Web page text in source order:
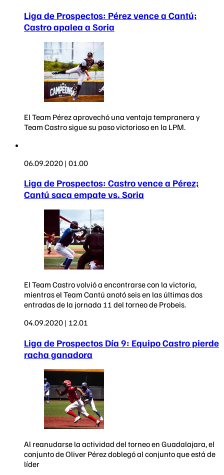
Liga de Prospectos: Pérez vence a Cantú;
Castro apalea a Soria
El Team Pérez aprovechó una ventaja tempranera y
Team Castro sigue su paso victorioso en la LPM.
06.09.2020 | 01.00
Liga de Prospectos: Castro vence a Pérez;
Cantú saca empate vs. Soria
El Team Castro volvió a encontrarse con la victoria,
mientras el Team Cantú anotó seis en las últimas dos
entradas de la jornada 11 del torneo de Probeis.
04.09.2020 | 12.01
Liga de Prospectos Día 9: Equipo Castro pierde
racha ganadora
Al reanudarse la actividad del torneo en Guadalajara, el
conjunto de Oliver Pérez doblegó al conjunto que está de
líder